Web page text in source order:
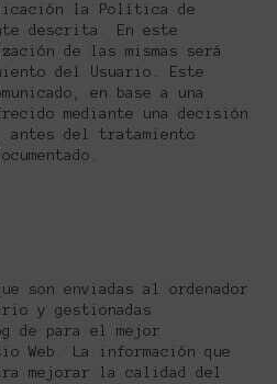
la Política de
descrita. En este
de las mismas será
del Usuario. Este
en base a una
mediante una decisión
del tratamiento
son enviadas al ordenador
y gestionadas
de para el mejor
Web. La información que
mejorar la calidad del